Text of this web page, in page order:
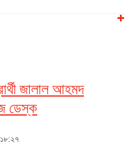
জালাল আহমদ
ডেস্ক